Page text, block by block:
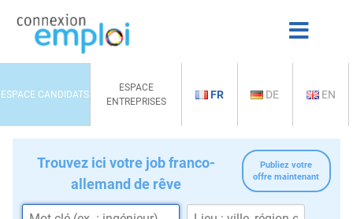
ESPACE CANDIDATS
ESPACE
ENTREPRISES
FR DE EN
Publiez votre
offre maintenant
Trouvez ici votre job franco-
allemand de rêve